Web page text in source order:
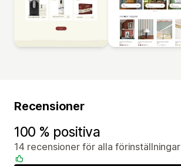
Recensioner
100 % positiva
14 recensioner för alla förinställningar